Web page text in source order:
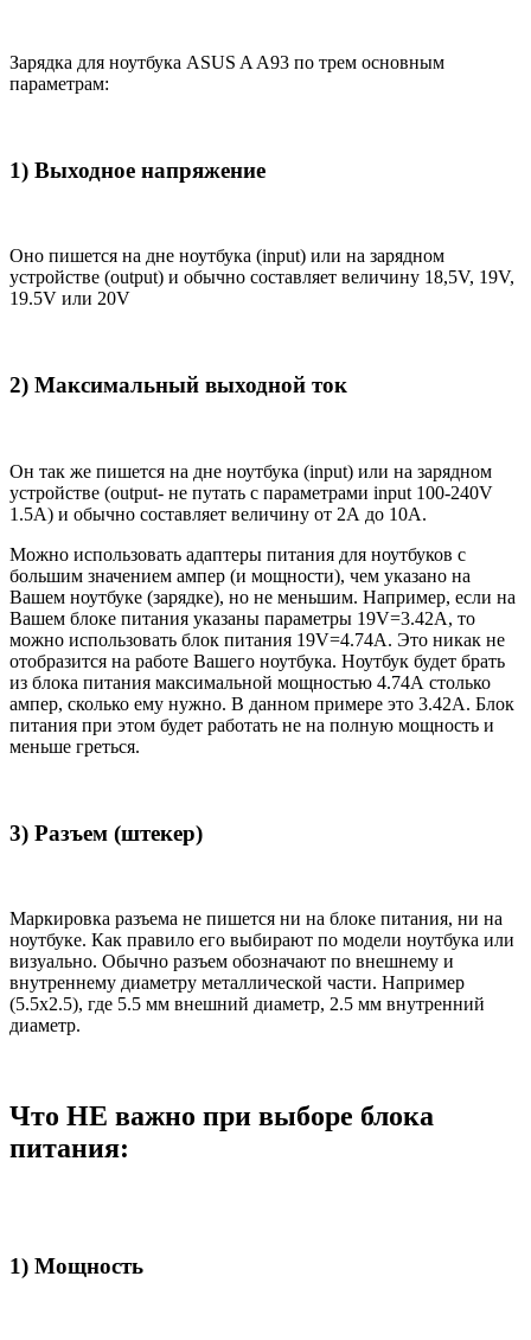
Зарядка для ноутбука ASUS A A93 по трем основным
параметрам:
1) Выходное напряжение
Оно пишется на дне ноутбука (input) или на зарядном
устройстве (output) и обычно составляет величину 18,5V, 19V,
19.5V или 20V
2) Максимальный выходной ток
Он так же пишется на дне ноутбука (input) или на зарядном
устройстве (output- не путать с параметрами input 100-240V
1.5A) и обычно составляет величину от 2А до 10A.
Можно использовать адаптеры питания для ноутбуков с
большим значением ампер (и мощности), чем указано на
Вашем ноутбуке (зарядке), но не меньшим. Например, если на
Вашем блоке питания указаны параметры 19V=3.42A, то
можно использовать блок питания 19V=4.74A. Это никак не
отобразится на работе Вашего ноутбука. Ноутбук будет брать
из блока питания максимальной мощностью 4.74А столько
ампер, сколько ему нужно. В данном примере это 3.42А. Блок
питания при этом будет работать не на полную мощность и
меньше греться.
3) Разъем (штекер)
Маркировка разъема не пишется ни на блоке питания, ни на
ноутбуке. Как правило его выбирают по модели ноутбука или
визуально. Обычно разъем обозначают по внешнему и
внутреннему диаметру металлической части. Например
(5.5x2.5), где 5.5 мм внешний диаметр, 2.5 мм внутренний
диаметр.
Что НЕ важно при выборе блока
питания:
1) Мощность